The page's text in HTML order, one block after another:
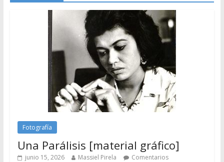
Fotografía
Una Parálisis [material gráfico]
junio 15, 2026 Massiel Pirela
Comentarios